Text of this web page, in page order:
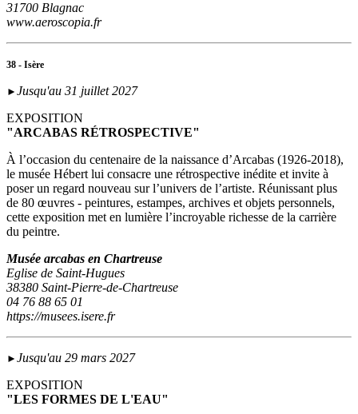
31700 Blagnac
www.aeroscopia.fr
38 - Isère
► Jusqu'au 31 juillet 2027
EXPOSITION
"ARCABAS RÉTROSPECTIVE"
À l’occasion du centenaire de la naissance d’Arcabas (1926-2018),
le musée Hébert lui consacre une rétrospective inédite et invite à
poser un regard nouveau sur l’univers de l’artiste. Réunissant plus
de 80 œuvres - peintures, estampes, archives et objets personnels,
cette exposition met en lumière l’incroyable richesse de la carrière
du peintre.
Musée arcabas en Chartreuse
Eglise de Saint-Hugues
38380 Saint-Pierre-de-Chartreuse
04 76 88 65 01
https://musees.isere.fr
► Jusqu'au 29 mars 2027
EXPOSITION
"LES FORMES DE L'EAU"